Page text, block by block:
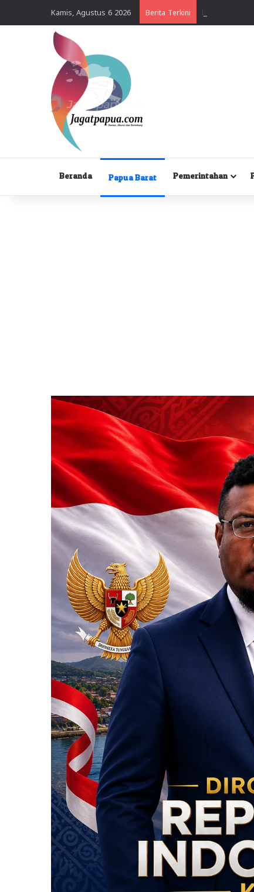
Kamis, Agustus 6 2026 Berita Terkini
Beranda Papua Barat Pemerintahan